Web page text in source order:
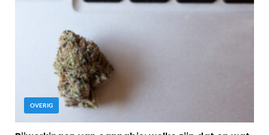
OVERIG